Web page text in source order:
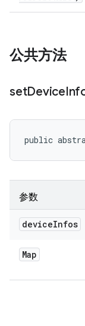
公共方法
setDevice
public
参数
deviceInfos
Map